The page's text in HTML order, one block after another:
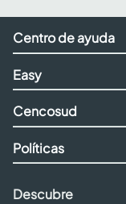
Centro de ayuda
Easy
Cencosud
Políticas
Descubre